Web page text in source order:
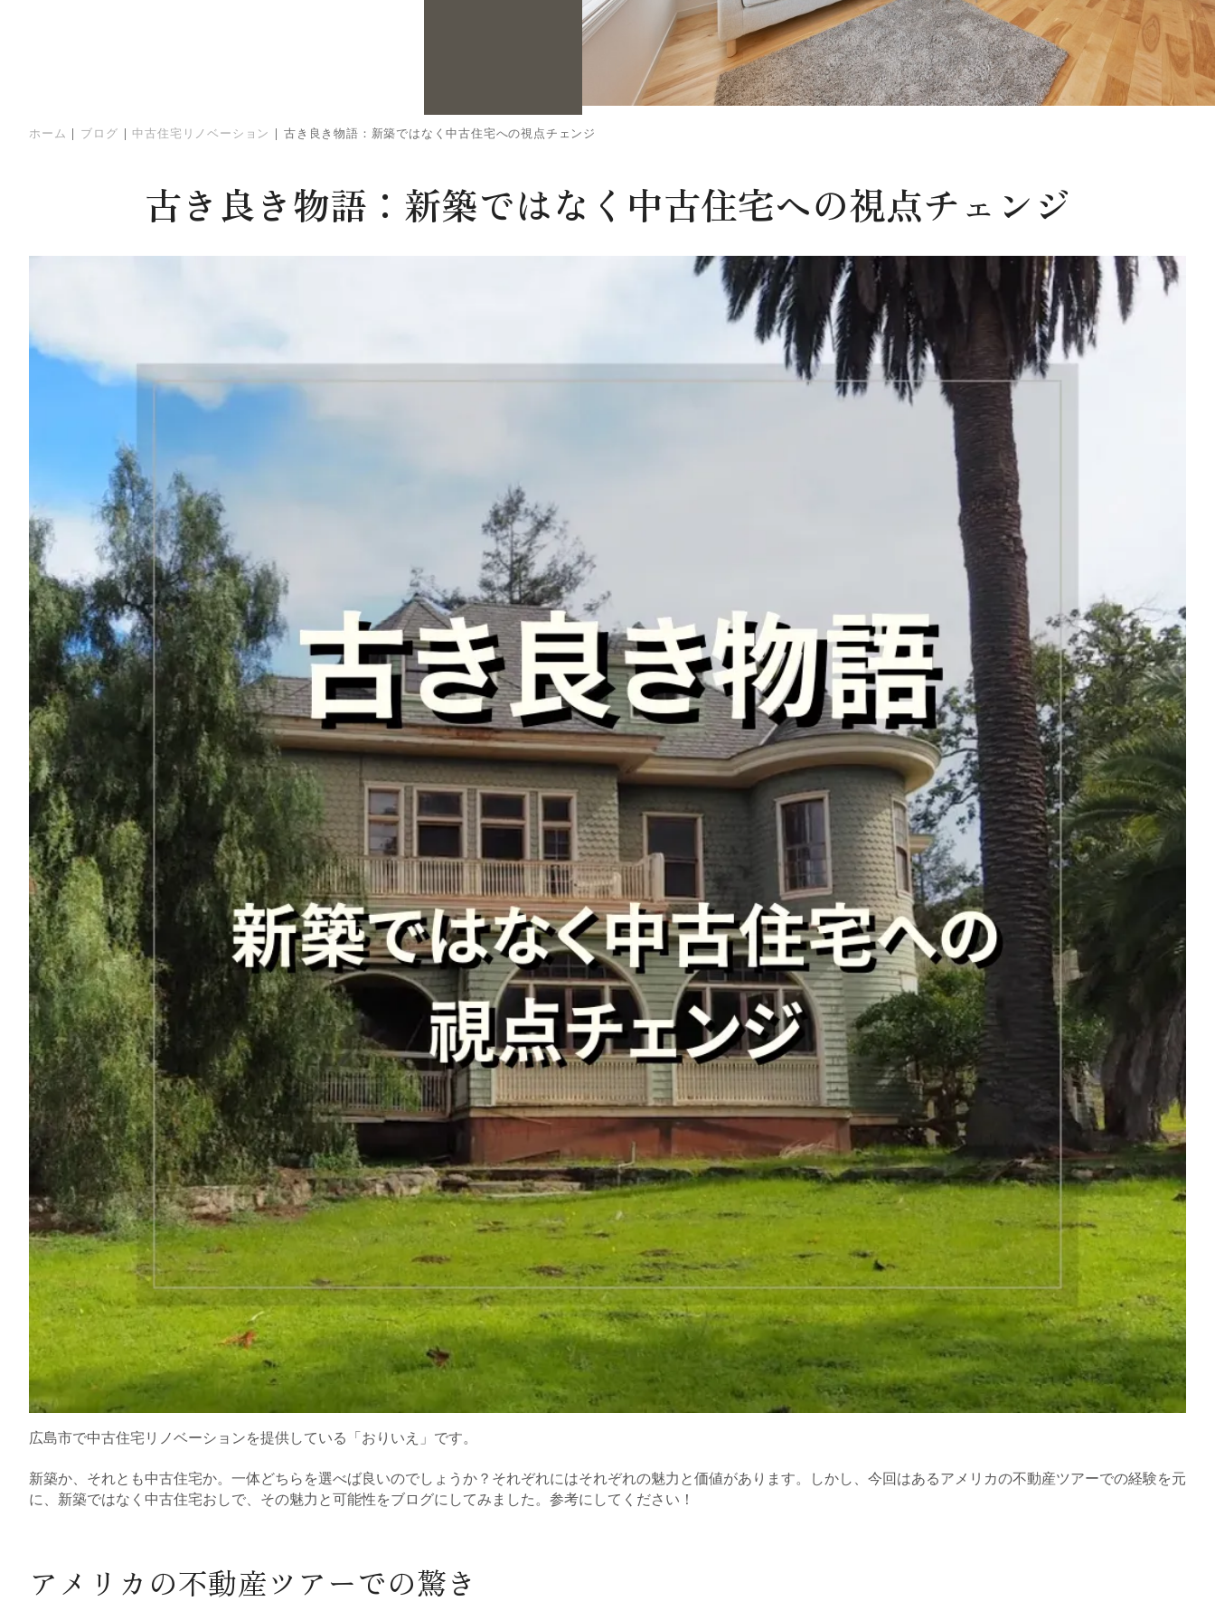
ホーム | ブログ | 中古住宅リノベーション | 古き良き物語：新築ではなく中古住宅への視点チェンジ
古き良き物語：新築ではなく中古住宅への視点チェンジ
広島市で中古住宅リノベーションを提供している「おりいえ」です。
新築か、それとも中古住宅か。一体どちらを選べば良いのでしょうか？それぞれにはそれぞれの魅力と価値があります。しかし、今回はあるアメリカの不動産ツアーでの経験を元
に、新築ではなく中古住宅おしで、その魅力と可能性をブログにしてみました。参考にしてください！
アメリカの不動産ツアーでの驚き